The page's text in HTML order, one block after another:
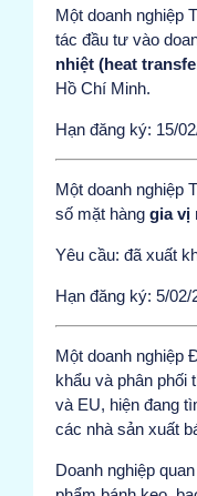
Một doanh nghiệp
tác đầu tư vào
nhiệt (heat
Hồ Chí Minh.
Hạn đăng ký: 15/
Một doanh nghiệp
số mặt hàng gia vị
Yêu cầu: đã xuất
Hạn đăng ký: 5/
Một doanh nghiệp
khẩu và phân phối
và EU, hiện đang
các nhà sản xuất
Doanh nghiệp